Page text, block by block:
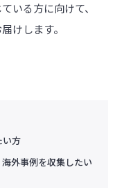
いる方に向けて、
けします。
い方
外事例を収集したい